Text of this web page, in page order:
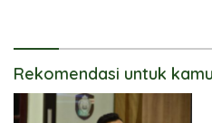
Rekomendasi untuk kamu